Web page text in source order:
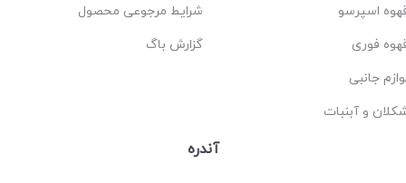
اسپرسو
فوری
جانبی
و آبنبات
شرایط مرجوعی محصول
گزارش باگ
آندره